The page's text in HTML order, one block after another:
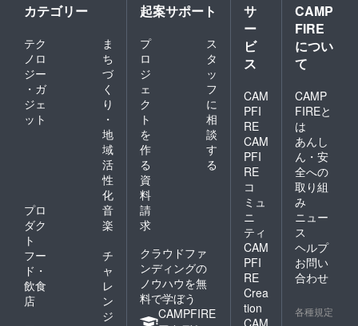
カテゴリー
テク
ノロ
ジー
・ガ
ジェ
ット
ま
ち
づ
く
り
・
地
域
活
性
化
プロ
ダク
ト
音
楽
フー
ド・
飲食
店
チ
ャ
レ
ン
ジ
起案サポート
プ
ロ
ジ
ェ
ク
ト
を
作
る
ス
タ
ッ
フ
に
相
談
す
る
資
料
請
求
クラウドファ
ンディングの
ノウハウを無
料で学ぼう
CAMPFIRE
サ
ー
ビ
ス
CAM
PFI
RE
CAM
PFI
RE
コ
ミュ
ニ
ティ
CAM
PFI
RE
Crea
tion
CAM
CAMP
FIRE
につい
て
CAMP
FIREと
は
あんし
ん・安
全への
取り組
み
ニュー
ス
ヘルプ
お問い
合わせ
各種規定